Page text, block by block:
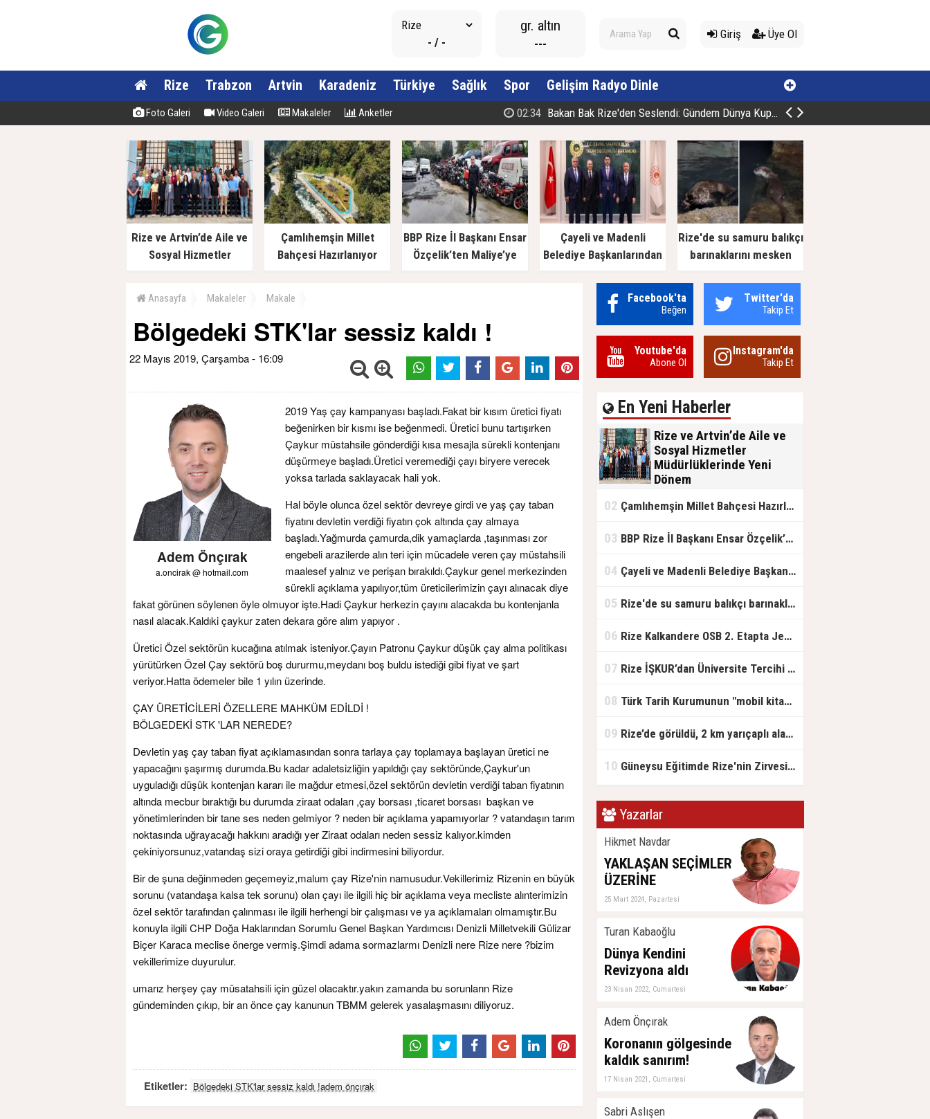
- / -
gr. altın
---
Giriş Üye Ol
Rize Trabzon Artvin Karadeniz Türkiye Sağlık Spor Gelişim Radyo Dinle
Foto Galeri Video Galeri Makaleler Anketler 02:34 Bakan Bak Rize'den Seslendi: Gündem Dünya Kupası ve Fenerbahçe Dosyası
Rize ve Artvin’de Aile ve
Sosyal Hizmetler
Çamlıhemşin Millet
Bahçesi Hazırlanıyor
BBP Rize İl Başkanı Ensar
Özçelik’ten Maliye’ye
Durdurur!"
Çayeli ve Madenli
Belediye Başkanlarından
Rize'de su samuru balıkçı
barınaklarını mesken
Anasayfa Makaleler Makale
Bölgedeki STK'lar sessiz kaldı !
22 Mayıs 2019, Çarşamba - 16:09
Adem Önçırak
a.oncirak @ hotmail.com
2019 Yaş çay kampanyası başladı.Fakat bir kısım üretici fiyatı
beğenirken bir kısmı ise beğenmedi. Üretici bunu tartışırken
Çaykur müstahsile gönderdiği kısa mesajla sürekli kontenjanı
düşürmeye başladı.Üretici veremediği çayı biryere verecek
yoksa tarlada saklayacak hali yok.
Hal böyle olunca özel sektör devreye girdi ve yaş çay taban
fiyatını devletin verdiği fiyatın çok altında çay almaya
başladı.Yağmurda çamurda,dik yamaçlarda ,taşınması zor
engebeli arazilerde alın teri için mücadele veren çay müstahsili
maalesef yalnız ve perişan bırakıldı.Çaykur genel merkezinden
sürekli açıklama yapılıyor,tüm üreticilerimizin çayı alınacak diye
fakat görünen söylenen öyle olmuyor işte.Hadi Çaykur herkezin çayını alacakda bu kontenjanla
nasıl alacak.Kaldıki çaykur zaten dekara göre alım yapıyor .
Üretici Özel sektörün kucağına atılmak isteniyor.Çayın Patronu Çaykur düşük çay alma politikası
yürütürken Özel Çay sektörü boş dururmu,meydanı boş buldu istediği gibi fiyat ve şart
veriyor.Hatta ödemeler bile 1 yılın üzerinde.
ÇAY ÜRETİCİLERİ ÖZELLERE MAHKÜM EDİLDİ !
BÖLGEDEKİ STK 'LAR NEREDE?
Devletin yaş çay taban fiyat açıklamasından sonra tarlaya çay toplamaya başlayan üretici ne
yapacağını şaşırmış durumda.Bu kadar adaletsizliğin yapıldığı çay sektöründe,Çaykur'un
uyguladığı düşük kontenjan kararı ile mağdur etmesi,özel sektörün devletin verdiği taban fiyatının
altında mecbur bıraktığı bu durumda ziraat odaları ,çay borsası ,ticaret borsası başkan ve
yönetimlerinden bir tane ses neden gelmiyor ? neden bir açıklama yapamıyorlar ? vatandaşın tarım
noktasında uğrayacağı hakkını aradığı yer Ziraat odaları neden sessiz kalıyor.kimden
çekiniyorsunuz,vatandaş sizi oraya getirdiği gibi indirmesini biliyordur.
Bir de şuna değinmeden geçemeyiz,malum çay Rize'nin namusudur.Vekillerimiz Rizenin en büyük
sorunu (vatandaşa kalsa tek sorunu) olan çayı ile ilgili hiç bir açıklama veya mecliste alınterimizin
özel sektör tarafından çalınması ile ilgili herhengi bir çalışması ve ya açıklamaları olmamıştır.Bu
konuyla ilgili CHP Doğa Haklarından Sorumlu Genel Başkan Yardımcısı Denizli Milletvekili Gülizar
Biçer Karaca meclise önerge vermiş.Şimdi adama sormazlarmı Denizli nere Rize nere ?bizim
vekillerimize duyurulur.
umarız herşey çay müsatahsili için güzel olacaktır.yakın zamanda bu sorunların Rize
gündeminden çıkıp, bir an önce çay kanunun TBMM gelerek yasalaşmasını diliyoruz.
Etiketler: Bölgedeki STK'lar sessiz kaldı !adem önçırak
Facebook'ta
Beğen
Twitter'da
Takip Et
Youtube'da
Abone Ol
Instagram'da
Takip Et
En Yeni Haberler
Rize ve Artvin’de Aile ve
Sosyal Hizmetler
Müdürlüklerinde Yeni
Dönem
bünyesinde Rize ve Artvin İl
Müdürlüklerinde gerçekleşen görev
devlet geleneğinin ön plana çıktığı
02 Çamlıhemşin Millet Bahçesi Hazırlanıyor
03 BBP Rize İl Başkanı Ensar Özçelik’ten Maliye’ye Çağrı: "Esnafın Ekmek Teknesine Haciz Borcu Ödetmez, Üretimi Durdurur!"
04 Çayeli ve Madenli Belediye Başkanlarından Bakan Kurum’a Ziyaret
05 Rize'de su samuru balıkçı barınaklarını mesken tuttu
06 Rize Kalkandere OSB 2. Etapta Jeolojik Etüt Çalışmaları Başladı
07 Rize İŞKUR’dan Üniversite Tercihi Yapan Adaylara DABİS Desteği
08 Türk Tarih Kurumunun "mobil kitap satış mağazası" Rize'ye geldi
09 Rize’de görüldü, 2 km yarıçaplı alan karantinada
10 Güneysu Eğitimde Rize'nin Zirvesinde: LGS ve YKS’de Rize Birinciliği Geldi!
Yazarlar
Hikmet Navdar
YAKLAŞAN SEÇİMLER
ÜZERİNE
25 Mart 2024, Pazartesi
Turan Kabaoğlu
Dünya Kendini
Revizyona aldı
23 Nisan 2022, Cumartesi
Adem Önçırak
Koronanın gölgesinde
kaldık sanırım!
17 Nisan 2021, Cumartesi
Sabri Aslışen